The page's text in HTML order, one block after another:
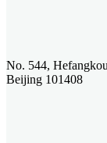
No. 544,
Beijing 101408